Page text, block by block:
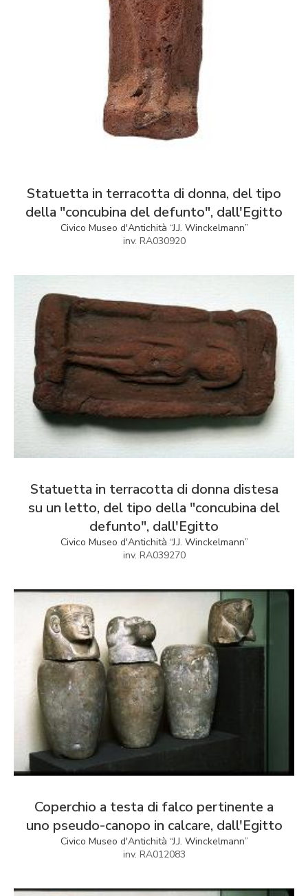
Statuetta in terracotta di donna, del tipo
della "concubina del defunto", dall'Egitto
Civico Museo d'Antichità “J.J. Winckelmann”
inv. RA030920
Statuetta in terracotta di donna distesa
su un letto, del tipo della "concubina del
defunto", dall'Egitto
Civico Museo d'Antichità “J.J. Winckelmann”
inv. RA039270
Coperchio a testa di falco pertinente a
uno pseudo-canopo in calcare, dall'Egitto
Civico Museo d'Antichità “J.J. Winckelmann”
inv. RA012083